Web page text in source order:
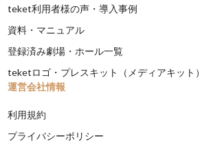
teket利用者様の声・導入事例
資料・マニュアル
登録済み劇場・ホール一覧
teketロゴ・プレスキット（メディアキット）
運営会社情報
利用規約
プライバシーポリシー